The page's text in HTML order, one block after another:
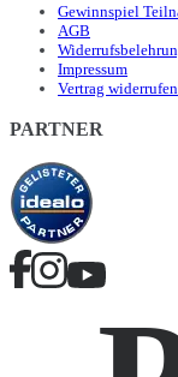
Gewinnspiel
AGB
Impressum
Vertrag widerrufen
PARTNER